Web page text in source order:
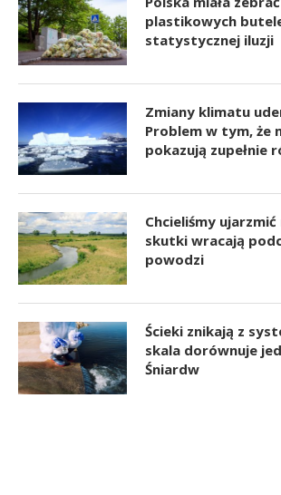
plastikowych
statystycznej iluzji
Zmiany klimatu
Problem w tym, że
pokazują zupełnie
Chcieliśmy
skutki wracają
powodzi
Ścieki znikają z
skala dorównuje
Śniardw